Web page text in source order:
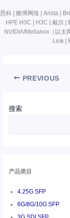
搜索
产品类目
4.25G SFP
6G/8G/10G SFP
思科 | 瞻博网络 | Arista |
HPE H3C | H3C | 戴尔 |
NVIDIA/Mellanox（以太
Link |
PREVIOUS